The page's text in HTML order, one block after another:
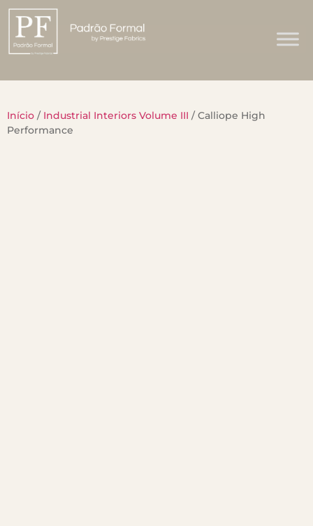
Início / Industrial Interiors Volume III / Calliope High
Performance